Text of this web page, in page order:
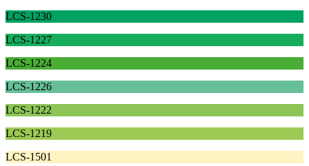
LCS-1230
LCS-1227
LCS-1224
LCS-1226
LCS-1222
LCS-1219
LCS-1501